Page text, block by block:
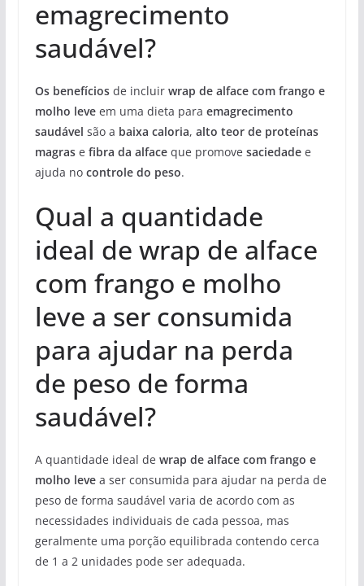
emagrecimento
saudável?
Os benefíciosde incluir wrap de alface com frango e
molho leveem uma dieta para emagrecimento
saudável são a baixa caloria, alto teor de proteínas
magrase fibra da alfaceque promove saciedadee
ajuda no controle do peso.
Qual a quantidade
ideal de wrap de alface
com frango e molho
leve a ser consumida
para ajudar na perda
de peso de forma
saudável?
A quantidade ideal de wrap de alface com frango e
molho levea ser consumida para ajudar na perda de
peso de forma saudável varia de acordo com as
necessidades individuais de cada pessoa, mas
geralmente uma porção equilibrada contendo cerca
de 1 a 2 unidades pode ser adequada.